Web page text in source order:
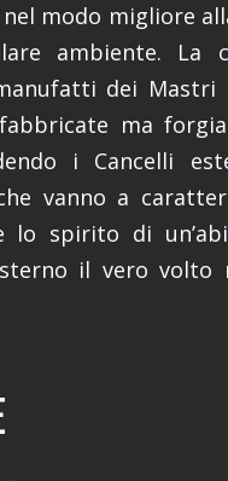
modo migliore
ambiente. La
dei Mastri
ma
i Cancelli
vanno a
lo spirito di
il vero volto